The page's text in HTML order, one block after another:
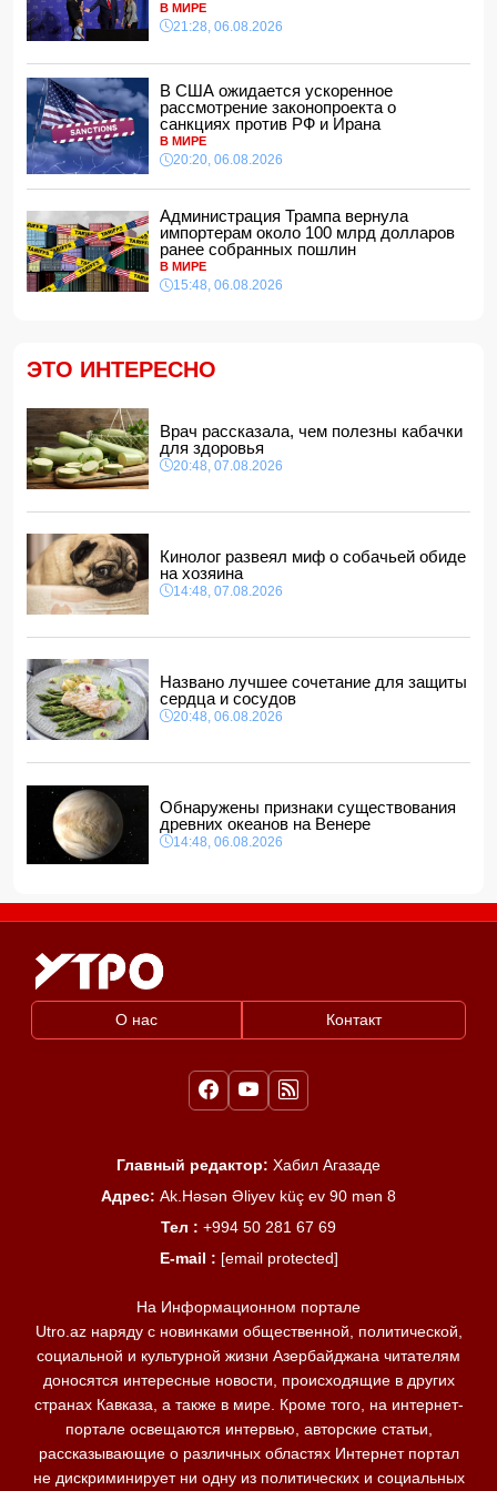
14:14, 07.08.2026
14:10, 07.08.2026
Моуринью в шоке после отказа Родри от перехода в
"Реал"
14:04, 07.08.2026
Ильхам Алиев подписал распоряжения в связи с двумя
14:00, 07.08.2026
Прогноз погоды в Азербайджане на 8 августа
12:48, 07.08.2026
Уровень безработицы во Франции вырос до рекордного
12:34, 07.08.2026
Житель Гёйчая напал с ножом на предпринимательницу
в кафе
12:28, 07.08.2026
В Нахчыванской АР сотрудники МЧС спасли тонувшего
12:12, 07.08.2026
В МИРЕ
21:28, 06.08.2026
В США ожидается ускоренное
рассмотрение законопроекта о
санкциях против РФ и Ирана
В МИРЕ
20:20, 06.08.2026
Администрация Трампа вернула
импортерам около 100 млрд долларов
ранее собранных пошлин
В МИРЕ
15:48, 06.08.2026
ЭТО ИНТЕРЕСНО
Врач рассказала, чем полезны кабачки
для здоровья
20:48, 07.08.2026
Кинолог развеял миф о собачьей обиде
на хозяина
14:48, 07.08.2026
Названо лучшее сочетание для защиты
сердца и сосудов
20:48, 06.08.2026
Обнаружены признаки существования
древних океанов на Венере
14:48, 06.08.2026
О нас Контакт
Главный редактор: Хабил Агазаде
Адрес: Ak.Həsən Əliyev küç ev 90 mən 8
Тел : +994 50 281 67 69
E-mail : [email protected]
На Информационном портале
Utro.az наряду с новинками общественной, политической,
социальной и культурной жизни Азербайджана читателям
доносятся интересные новости, происходящие в других
странах Кавказа, а также в мире. Кроме того, на интернет-
портале освещаются интервью, авторские статьи,
рассказывающие о различных областях Интернет портал
не дискриминирует ни одну из политических и социальных